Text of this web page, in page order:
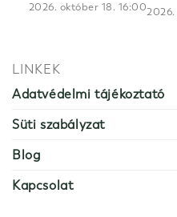
2026.
2026. október 18. 16:00
LINKEK
Adatvédelmi tájékoztató
Süti szabályzat
Blog
Kapcsolat